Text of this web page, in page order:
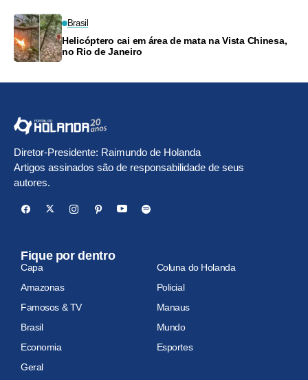
Brasil
Helicóptero cai em área de mata na Vista Chinesa,
no Rio de Janeiro
Diretor-Presidente: Raimundo de Holanda
Artigos assinados são de responsabilidade de seus
autores.
Fique por dentro
Capa
Coluna do Holanda
Amazonas
Policial
Famosos & TV
Manaus
Brasil
Mundo
Economia
Esportes
Geral